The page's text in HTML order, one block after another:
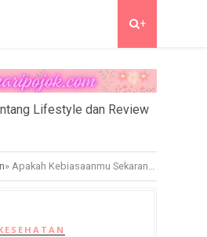
+
Lifestyle dan Review
» Apakah Kebiasaanmu Sekarang Masih Sama Seperti di Awal Pandemi?